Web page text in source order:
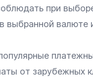
при
выбранной валюте
от зарубежных